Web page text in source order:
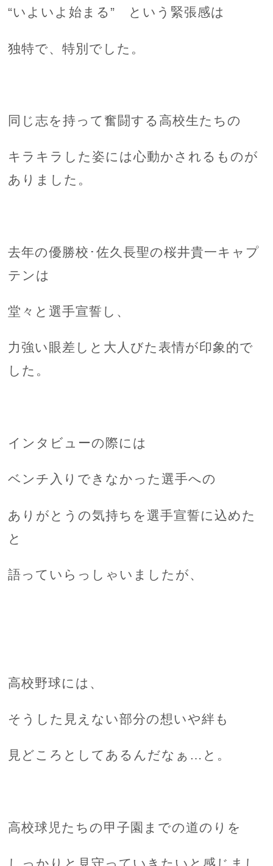
“いよいよ始まる” という緊張感は
独特で、特別でした。
同じ志を持って奮闘する高校生たちの
キラキラした姿には心動かされるものが
ありました。
去年の優勝校･佐久長聖の桜井貴一キャプ
テンは
堂々と選手宣誓し、
力強い眼差しと大人びた表情が印象的で
した。
インタビューの際には
ベンチ入りできなかった選手への
ありがとうの気持ちを選手宣誓に込めた
と
語っていらっしゃいましたが、
高校野球には、
そうした見えない部分の想いや絆も
見どころとしてあるんだなぁ…と。
高校球児たちの甲子園までの道のりを